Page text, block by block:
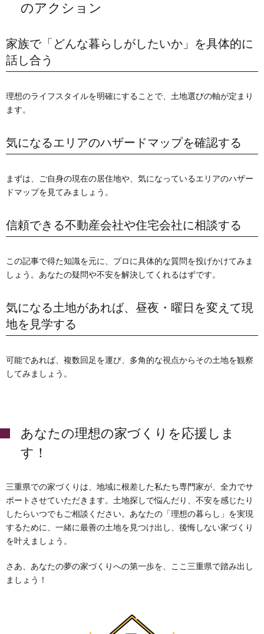
のアクション
家族で「どんな暮らしがしたいか」を具体的に
話し合う
理想のライフスタイルを明確にすることで、土地選びの軸が定まり
ます。
気になるエリアのハザードマップを確認する
まずは、ご自身の現在の居住地や、気になっているエリアのハザー
ドマップを見てみましょう。
信頼できる不動産会社や住宅会社に相談する
この記事で得た知識を元に、プロに具体的な質問を投げかけてみま
しょう。あなたの疑問や不安を解決してくれるはずです。
気になる土地があれば、昼夜・曜日を変えて現
地を見学する
可能であれば、複数回足を運び、多角的な視点からその土地を観察
してみましょう。
あなたの理想の家づくりを応援しま
す！
三重県での家づくりは、地域に根差した私たち専門家が、全力でサ
ポートさせていただきます。土地探しで悩んだり、不安を感じたり
したらいつでもご相談ください。あなたの「理想の暮らし」を実現
するために、一緒に最善の土地を見つけ出し、後悔しない家づくり
を叶えましょう。
さあ、あなたの夢の家づくりへの第一歩を、ここ三重県で踏み出し
ましょう！